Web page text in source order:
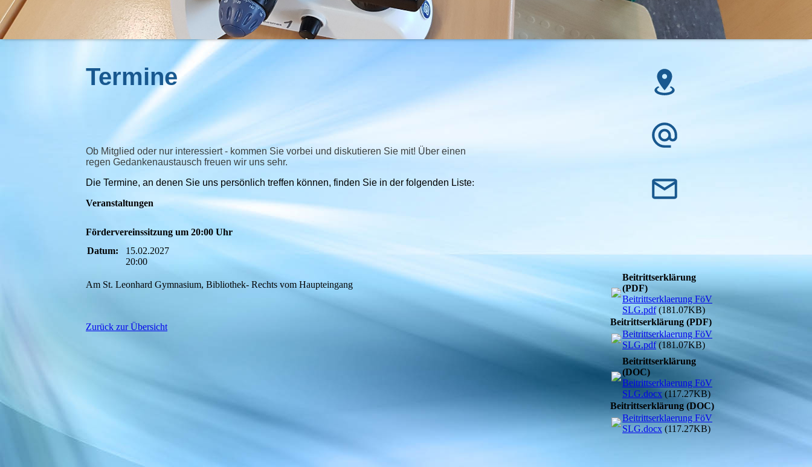
Termine
Ob Mitglied oder nur interessiert - kommen Sie vorbei und diskutieren Sie mit! Über einen
regen Gedankenaustausch freuen wir uns sehr.
Die Termine, an denen Sie uns persönlich treffen können, finden Sie in der folgenden Liste:
Veranstaltungen
Fördervereinssitzung um 20:00 Uhr
Datum:
15.02.2027
20:00
Am St. Leonhard Gymnasium, Bibliothek- Rechts vom Haupteingang
Zurück zur Übersicht
Beitrittserklärung
(PDF)
Beitrittserklaerung FöV
SLG.pdf(181.07KB)
Beitrittserklärung (PDF)
Beitrittserklaerung FöV
SLG.pdf(181.07KB)
Beitrittserklärung
(DOC)
Beitrittserklaerung FöV
SLG.docx (117.27KB)
Beitrittserklärung (DOC)
Beitrittserklaerung FöV
SLG.docx (117.27KB)